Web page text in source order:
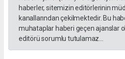
haberler, sitemizin editörlerinin
kanallarından çekilmektedir. Bu
muhataplar haberi geçen ajanslar
editörü sorumlu tutulamaz...